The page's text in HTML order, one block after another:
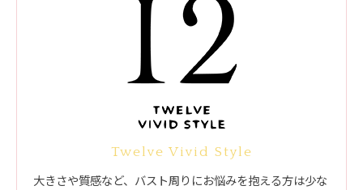
Twelve Vivid Style
大きさや質感など、バスト周りにお悩みを抱える方は少な